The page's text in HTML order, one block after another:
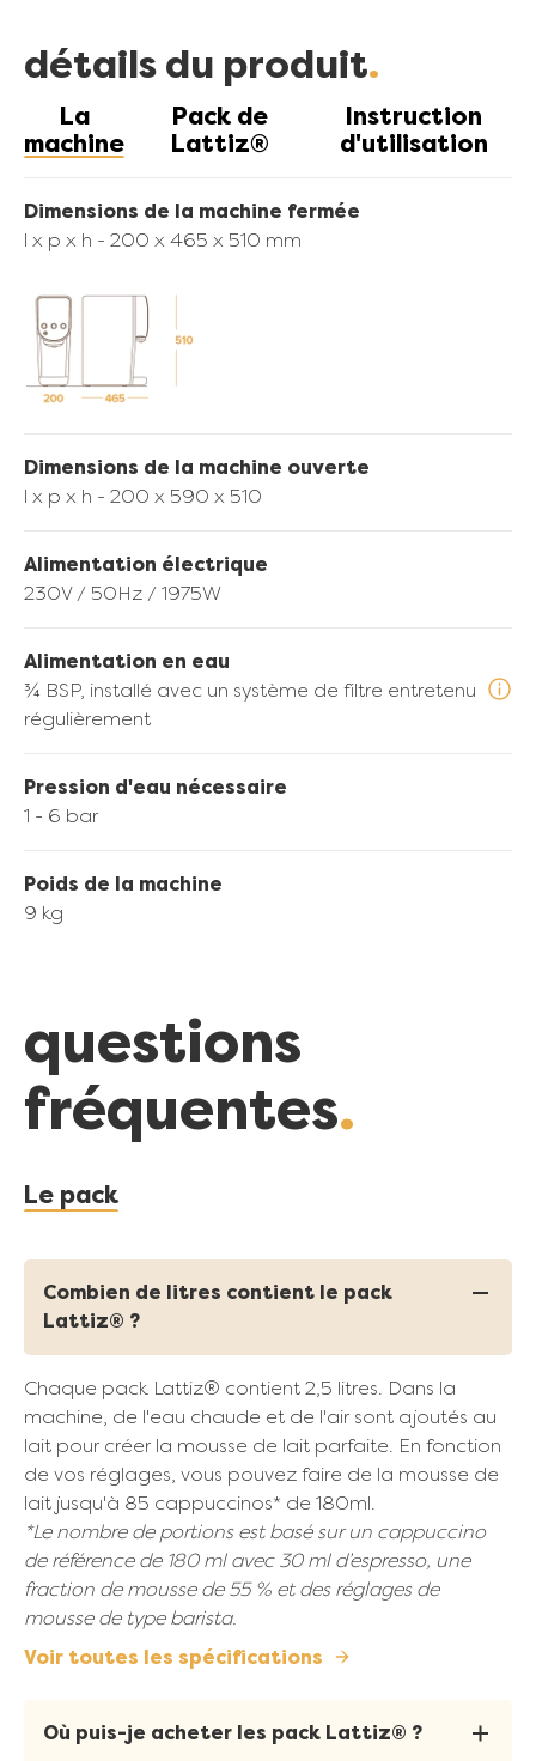
Le portionnement précis réduit le
Minimise l'élimination du lait non
utilisé
normes d'hygiène les
Scellé pour une hygiène optimale
Limite l'exposition aux
Dépasse les attentes en matière
d'hygiène pour le stockage et
détails du produit
La
machine
Pack de
Lattiz®
Instruction
d'utilisation
Dimensions de la machine fermée
l x p x h - 200 x 465 x 510 mm
Dimensions de la machine ouverte
l x p x h - 200 x 590 x 510
Alimentation électrique
230V / 50Hz / 1975W
Alimentation en eau
¾ BSP, installé avec un système de filtre entretenu
régulièrement
Pression d'eau nécessaire
1 - 6 bar
Poids de la machine
9 kg
questions
fréquentes
Le pack
Combien de litres contient le pack
Lattiz® ?
Chaque pack Lattiz® contient 2,5 litres. Dans la
machine, de l'eau chaude et de l'air sont ajoutés au
lait pour créer la mousse de lait parfaite. En fonction
de vos réglages, vous pouvez faire de la mousse de
lait jusqu'à 85 cappuccinos* de 180ml.
*Le nombre de portions est basé sur un cappuccino
de référence de 180 ml avec 30 ml d’espresso, une
fraction de mousse de 55 % et des réglages de
mousse de type barista.
Voir toutes les spécifications
Où puis-je acheter les pack Lattiz® ?